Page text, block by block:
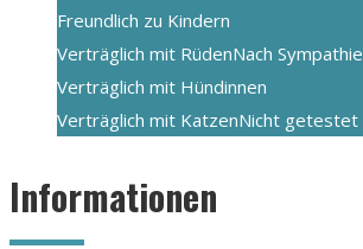
Freundlich zu Kindern
Verträglich mit RüdenNach Sympathie
Verträglich mit Hündinnen
Verträglich mit KatzenNicht getestet
Informationen